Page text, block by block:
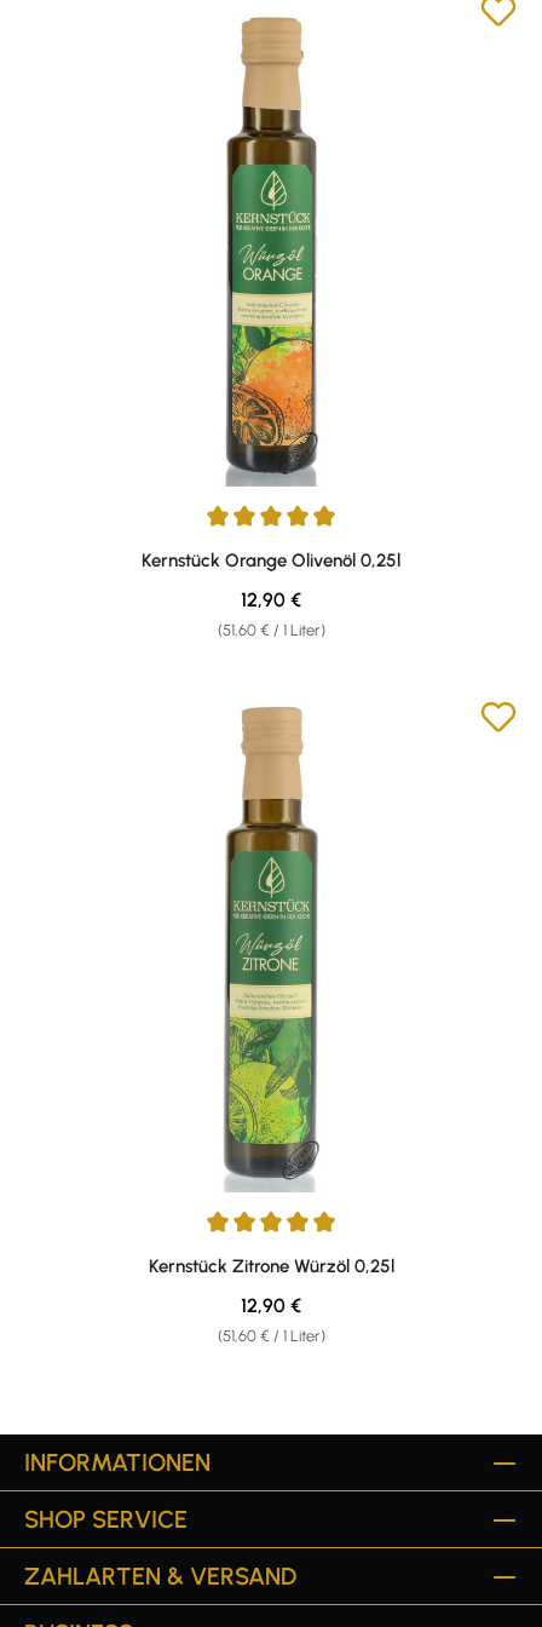
Durchschnittliche Bewertung von 5 von 5 Sternen
Kernstück Orange Olivenöl 0,25l
(51,60 € / 1 Liter)
Regulärer Preis:
12,90 €
Durchschnittliche Bewertung von 5 von 5 Sternen
Kernstück Zitrone Würzöl 0,25l
(51,60 € / 1 Liter)
Regulärer Preis:
12,90 €
INFORMATIONEN
SHOP SERVICE
ZAHLARTEN & VERSAND